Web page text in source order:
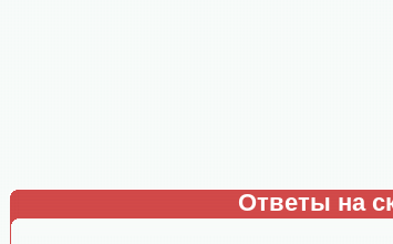
Ответы на